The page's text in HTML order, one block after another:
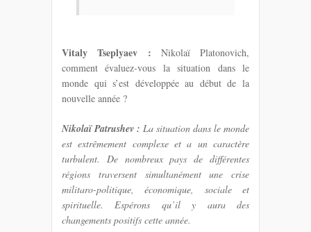
Vitaly Tseplyaev : Nikolaï Platonovich,
comment évaluez-vous la situation dans le
monde qui s’est développée au début de la
nouvelle année ?
Nikolaï Patrushev : La situation dans le monde
est extrêmement complexe et a un caractère
turbulent. De nombreux pays de différentes
régions traversent simultanément une crise
militaro-politique, économique, sociale et
spirituelle. Espérons qu’il y aura des
changements positifs cette année.